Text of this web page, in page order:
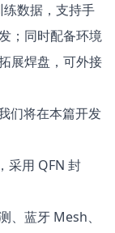
数据，支持手
；同时配备环境
展焊盘，可外接
们将在本篇开发
采用 QFN 封
、蓝牙 Mesh、